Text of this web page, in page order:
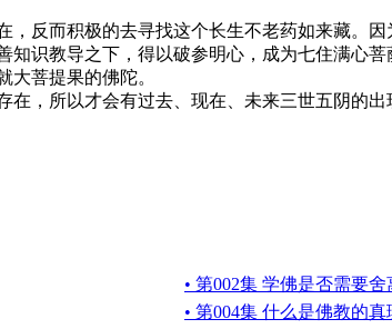
反而积极的去寻找这个长生不老药如来藏。
识教导之下，得以破参明心，成为七住满心
菩提果的佛陀。
，所以才会有过去、现在、未来三世五阴的
• 第002集 学佛是否需要
• 第004集 什么是佛教的